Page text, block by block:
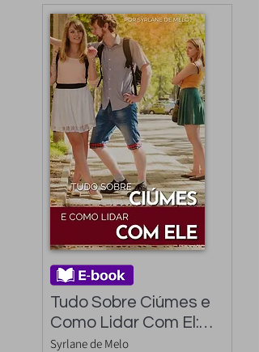
Tudo Sobre Ciúmes e
Como Lidar Com El:
saiba como lidar com
Syrlane de Melo